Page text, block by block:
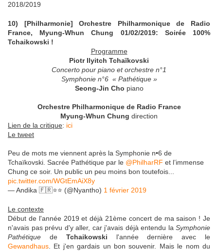
2018/2019
10) [Philharmonie] Orchestre Philharmonique de Radio
France, Myung-Whun Chung 01/02/2019: Soirée 100%
Tchaikowski !
Programme
Piotr Ilyitch Tchaïkovski
Concerto pour piano et orchestre n°1
Symphonie n°6 « Pathétique »
Seong-Jin Cho piano
Orchestre Philharmonique de Radio France
Myung-Whun Chung direction
Lien de la critique: ici
Le tweet
Peu de mots me viennent après la Symphonie n•6 de
Tchaïkovski. Sacrée Pathétique par le @PhilharRF et l’immense
Chung ce soir. Un public un peu moins bon toutefois...
pic.twitter.com/WGtEmAiX8y
— Andika 🇫🇷⭐️⭐️ (@Nyantho) 1 février 2019
Le contexte
Début de l'année 2019 et déjà 21ème concert de ma saison ! Je
n'avais pas prévu d'y aller, car j'avais déjà entendu la Symphonie
Pathétique de Tchaikowski l'année dernière avec le
Gewandhaus . Et j'en gardais un bon souvenir. Mais le nom du